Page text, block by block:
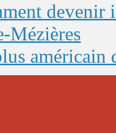
devenir
Mézières
américain